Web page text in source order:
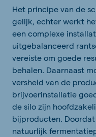
Het principe van de
gelijk, echter werkt
een complexe
uitgebalanceerd
vereiste om goede
behalen. Daarnaast
versheid van de
brijvoerinstallatie
de silo zijn
bijproducten.
natuurlijk